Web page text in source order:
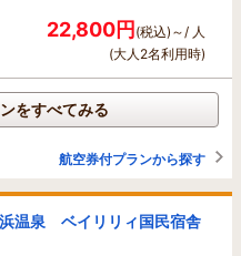
22,800円(税込)～/ 人
(大人2名利用時)
をすべてみる
航空券付プランから探す
温泉 ベイリリィ国民宿舎